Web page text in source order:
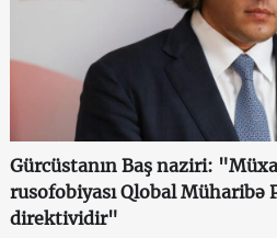
Gürcüstanın Baş naziri:
rusofobiyası Qlobal Müharibə
direktividir"